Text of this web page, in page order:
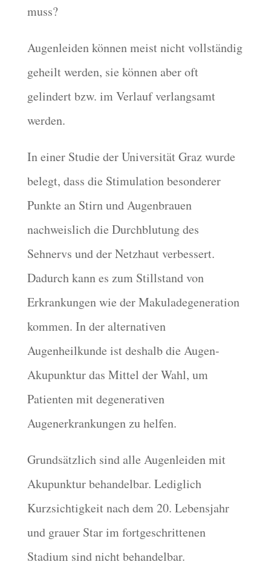
muss?
Augenleiden können meist nicht vollständig
geheilt werden, sie können aber oft
gelindert bzw. im Verlauf verlangsamt
werden.
In einer Studie der Universität Graz wurde
belegt, dass die Stimulation besonderer
Punkte an Stirn und Augenbrauen
nachweislich die Durchblutung des
Sehnervs und der Netzhaut verbessert.
Dadurch kann es zum Stillstand von
Erkrankungen wie der Makuladegeneration
kommen. In der alternativen
Augenheilkunde ist deshalb die Augen-
Akupunktur das Mittel der Wahl, um
Patienten mit degenerativen
Augenerkrankungen zu helfen.
Grundsätzlich sind alle Augenleiden mit
Akupunktur behandelbar. Lediglich
Kurzsichtigkeit nach dem 20. Lebensjahr
und grauer Star im fortgeschrittenen
Stadium sind nicht behandelbar.